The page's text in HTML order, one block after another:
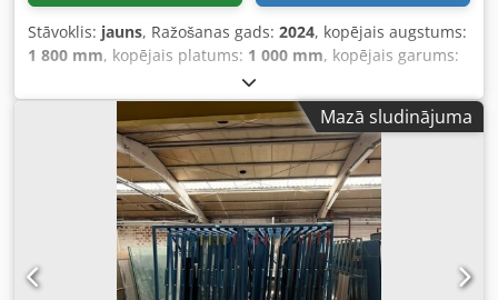
Stāvoklis: jauns, Ražošanas gads: 2024, kopējais augstums:
1 800 mm, kopējais platums: 1 000 mm, kopējais garums:
, Stikla uzglabāšanas statīvs, piemērots stikla un
citu lokšņu materiālu uzglabāšanai un transportēšanai.
Celtspēja: 2000 kg Garums: 2000 mm Platums: 1000 mm Ar
atbilstošu slīpuma leņķi. Statīvi ir piemēroti izmantošanai
ar krānu, augšpusē ir punktus krāna pievienošanai.
Aprīkots ar gumijas paliktņiem, lai novērstu uzglabātā
stikla vai citu materiālu bojājumus. Apakšā paredzēta vieta
iekrāvējam. Dsdsxddchspfx Aqcjkr Statīvi ir pilnīgi jauni, ar
CE sertifikātu un datu plāksni. Atlaide lielākiem
daudzumiem! Jautājiet par pieejamību noliktavā!
Mazā sludinājuma